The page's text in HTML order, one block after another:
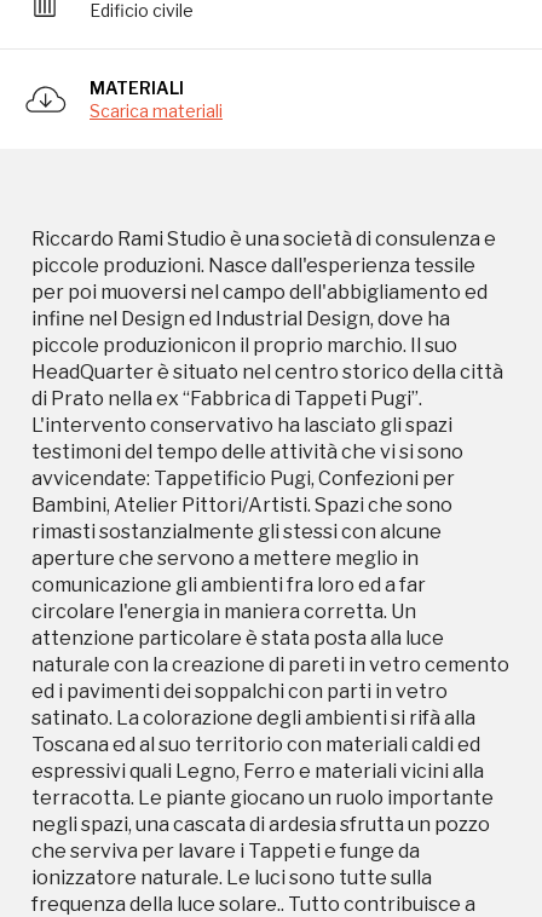
Edificio civile
MATERIALI
Scarica materiali
Riccardo Rami Studio è una società di consulenza e
piccole produzioni. Nasce dall'esperienza tessile
per poi muoversi nel campo dell'abbigliamento ed
infine nel Design ed Industrial Design, dove ha
piccole produzionicon il proprio marchio. Il suo
HeadQuarter è situato nel centro storico della città
di Prato nella ex “Fabbrica di Tappeti Pugi”.
L'intervento conservativo ha lasciato gli spazi
testimoni del tempo delle attività che vi si sono
avvicendate: Tappetificio Pugi, Confezioni per
Bambini, Atelier Pittori/Artisti. Spazi che sono
rimasti sostanzialmente gli stessi con alcune
aperture che servono a mettere meglio in
comunicazione gli ambienti fra loro ed a far
circolare l'energia in maniera corretta. Un
attenzione particolare è stata posta alla luce
naturale con la creazione di pareti in vetro cemento
ed i pavimenti dei soppalchi con parti in vetro
satinato. La colorazione degli ambienti si rifà alla
Toscana ed al suo territorio con materiali caldi ed
espressivi quali Legno, Ferro e materiali vicini alla
terracotta. Le piante giocano un ruolo importante
negli spazi, una cascata di ardesia sfrutta un pozzo
che serviva per lavare i Tappeti e funge da
ionizzatore naturale. Le luci sono tutte sulla
frequenza della luce solare.. Tutto contribuisce a
HeadQuarter è situato nel centro storico della città
testimoni del tempo delle attività che vi si sono
avvicendate: Tappetificio Pugi, Confezioni per
comunicazione gli ambienti fra loro ed a far
circolare l'energia in maniera corretta. Un
attenzione particolare è stata posta alla luce
naturale con la creazione di pareti in vetro cemento
ed i pavimenti dei soppalchi con parti in vetro
satinato. La colorazione degli ambienti si rifà alla
Toscana ed al suo territorio con materiali caldi ed
espressivi quali Legno, Ferro e materiali vicini alla
terracotta. Le piante giocano un ruolo importante
negli spazi, una cascata di ardesia sfrutta un pozzo
che serviva per lavare i Tappeti e funge da
ionizzatore naturale. Le luci sono tutte sulla
frequenza della luce solare.. Tutto contribuisce a
rendere l'ambiente naturale. L'efficienza
energetica è di ultima generazione. Come Riccardo
Rami Studio siamo impegnati da sempre nella
ricerca e nella creatività, nel rispetto delle persone
e della materia con le quali interagiamo, oltre che ad
una corretta gestione delle risorse e crediamo che
essere più sostenibili non sia una decisione che ha a
che fare solo con l'ambiente, siamo consapevoli che
le nostre persone e le nostre azioni influiscono nel
processo di cambiamento sociale e ambientale. E
per noi l'ambiente dove lavoriamo assieme alle
nostre creazioni rappresentano in concreto la
nostra filosofia.